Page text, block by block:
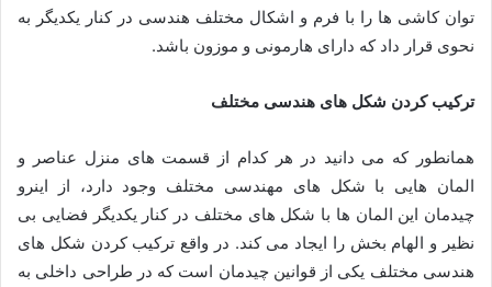
توان کاشی ها را با فرم و اشکال مختلف هندسی در کنار یکدیگر به
نحوی قرار داد که دارای هارمونی و موزون باشد.
ترکیب کردن شکل های هندسی مختلف
همانطور که می دانید در هر کدام از قسمت های منزل عناصر و
المان هایی با شکل های مهندسی مختلف وجود دارد، از اینرو
چیدمان این المان ها با شکل های مختلف در کنار یکدیگر فضایی بی
نظیر و الهام بخش را ایجاد می کند. در واقع ترکیب کردن شکل های
هندسی مختلف یکی از قوانین چیدمان است که در طراحی داخلی به